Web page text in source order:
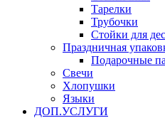
Тарелки
Трубочки
Стойки для
Праздничная
Подарочные
Свечи
Хлопушки
Языки
ДОП.УСЛУГИ